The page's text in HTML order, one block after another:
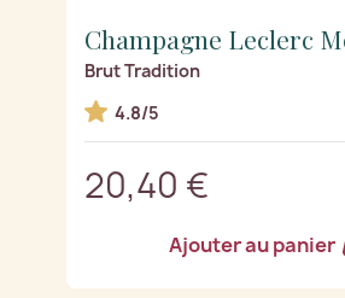
Champagne Leclerc
Brut Tradition
4.8/5
20,40 €
Ajouter au panier